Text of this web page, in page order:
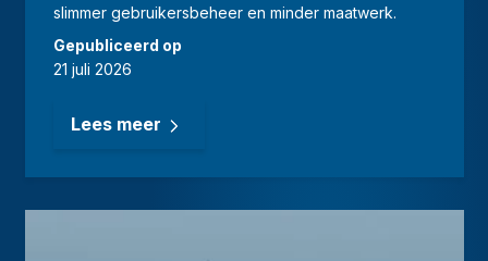
slimmer gebruikersbeheer en minder maatwerk.
Gepubliceerd op
21 juli 2026
Lees meer